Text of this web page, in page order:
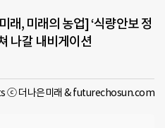
래, 미래의 농업] ‘식량안보 정
나갈 내비게이션
ⓒ 더나은미래 & futurechosun.com